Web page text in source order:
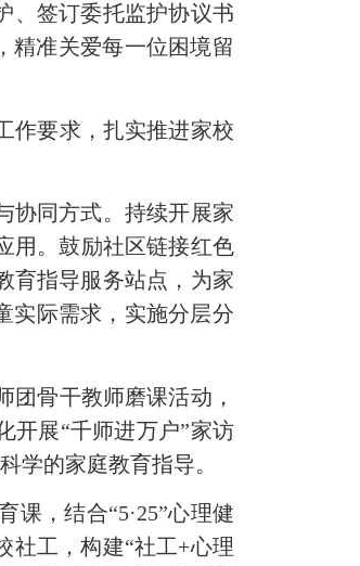
、签订委托监护协议书
精准关爱每一位困境留
作要求， 扎实推进家校
协同方式。持续开展家
用。鼓励社区链接红色
育指导服务站点，为家
实际需求，实施分层分
团骨干教师磨课活动，
开展“千师进万户”家访
学的家庭教育指导。
课，结合“5·25”心理健
社工，构建“社工+心理